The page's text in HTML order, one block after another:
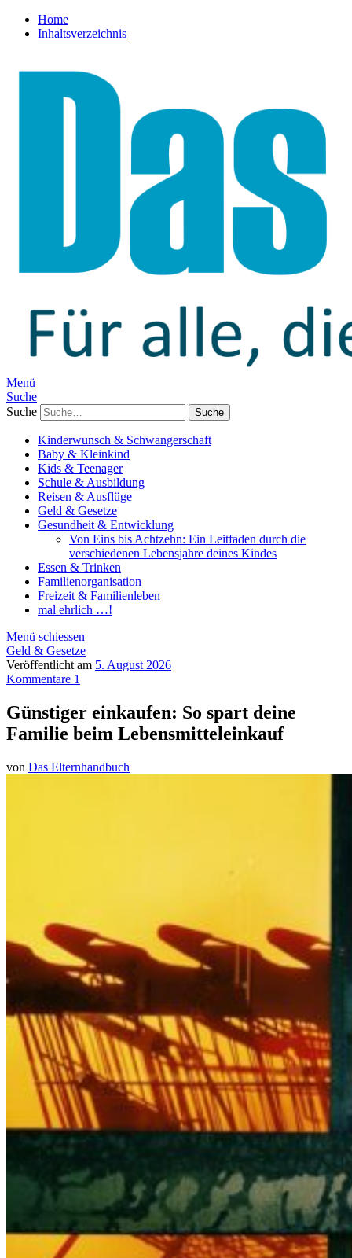
Home
Inhaltsverzeichnis
Menü
Suche
Suche
Kinderwunsch & Schwangerschaft
Baby & Kleinkind
Kids & Teenager
Schule & Ausbildung
Reisen & Ausflüge
Geld & Gesetze
Gesundheit & Entwicklung
Von Eins bis Achtzehn: Ein Leitfaden durch die
verschiedenen Lebensjahre deines Kindes
Essen & Trinken
Familienorganisation
Freizeit & Familienleben
mal ehrlich …!
Menü schiessen
Geld & Gesetze
Veröffentlicht am 5. August 2026
Kommentare 1
Günstiger einkaufen: So spart deine
Familie beim Lebensmitteleinkauf
von Das Elternhandbuch